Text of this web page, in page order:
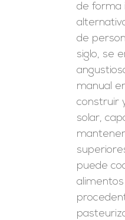
de forma
de
siglo, se
manual
construir
solar,
puede